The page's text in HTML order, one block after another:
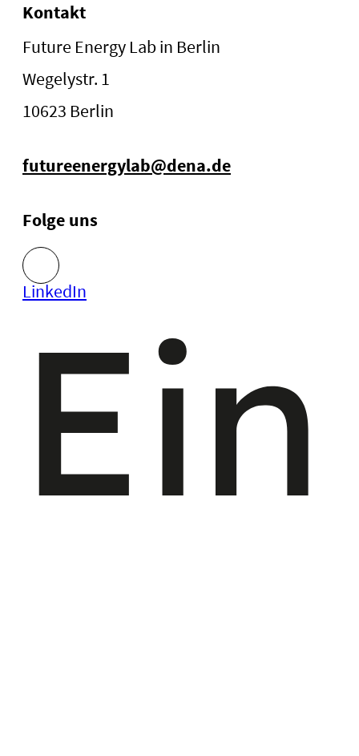
Kontakt
Future Energy Lab in Berlin
Wegelystr. 1
10623 Berlin
futureenergylab@dena.de
Folge uns
LinkedIn